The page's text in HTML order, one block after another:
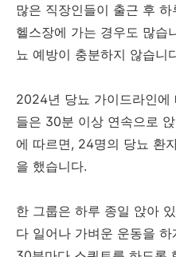
많은 직장인들이 출근 후
헬스장에 가는 경우도 많습
뇨 예방이 충분하지 않습니
2024년 당뇨 가이드라인에
들은 30분 이상 연속으로
에 따르면, 24명의 당뇨 환
을 했습니다.
한 그룹은 하루 종일 앉아
다 일어나 가벼운 운동을